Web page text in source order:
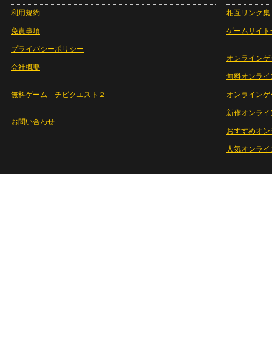
利用規約
免責事項
プライバシーポリシー
会社概要
無料ゲーム チビクエスト２
お問い合わせ
相互リンク集
ゲームサイト
オンラインゲ
無料オンライ
オンライン
新作オンライ
おすすめオ
人気オンラ